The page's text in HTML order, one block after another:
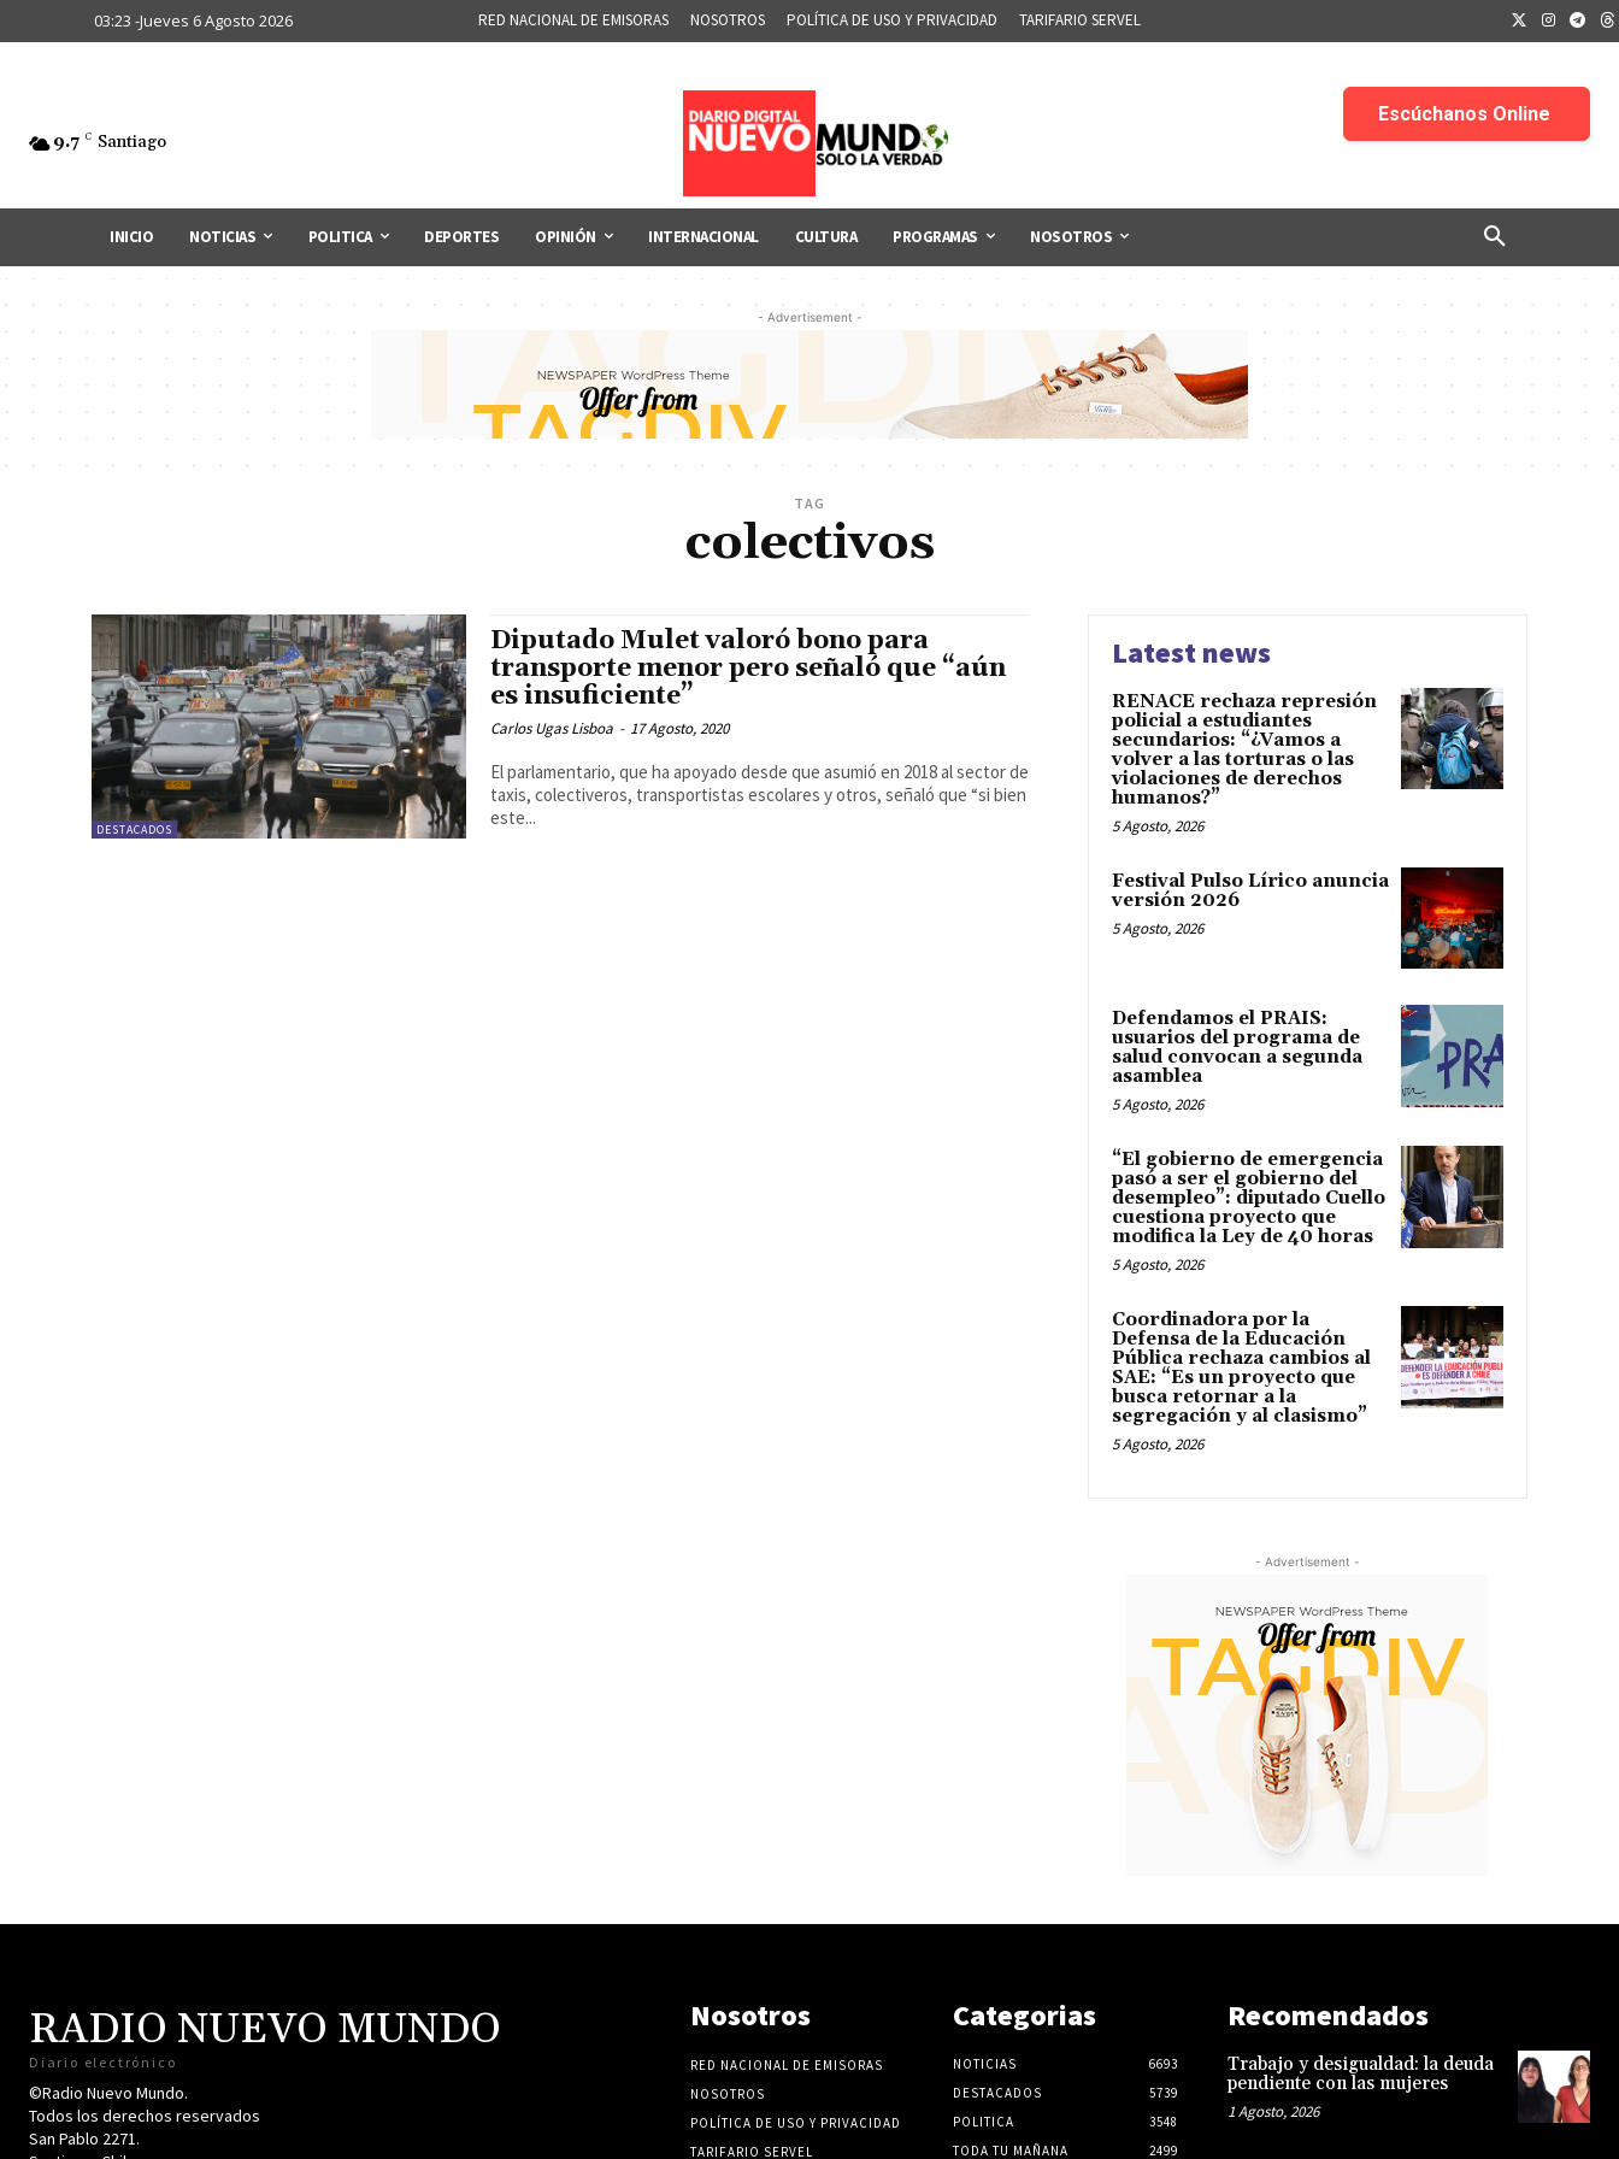
03:23 -Jueves 6 Agosto 2026 RED NACIONAL DE EMISORAS NOSOTROS POLÍTICA DE USO Y PRIVACIDAD TARIFARIO SERVEL
9.7 C Santiago
INICIO NOTICIAS POLITICA DEPORTES OPINIÓN INTERNACIONAL CULTURA PROGRAMAS NOSOTROS
- Advertisement -
TAG
colectivos
DESTACADOS
Diputado Mulet valoró bono para
transporte menor pero señaló que “aún
es insuficiente”
Carlos Ugas Lisboa - 17 Agosto, 2020
El parlamentario, que ha apoyado desde que asumió en 2018 al sector de
taxis, colectiveros, transportistas escolares y otros, señaló que “si bien
este...
Latest news
RENACE rechaza represión
policial a estudiantes
secundarios: “¿Vamos a
volver a las torturas o las
violaciones de derechos
humanos?”
5 Agosto, 2026
Festival Pulso Lírico anuncia
versión 2026
5 Agosto, 2026
Defendamos el PRAIS:
usuarios del programa de
salud convocan a segunda
asamblea
5 Agosto, 2026
“El gobierno de emergencia
pasó a ser el gobierno del
desempleo”: diputado Cuello
cuestiona proyecto que
modifica la Ley de 40 horas
5 Agosto, 2026
Coordinadora por la
Defensa de la Educación
Pública rechaza cambios al
SAE: “Es un proyecto que
busca retornar a la
segregación y al clasismo”
5 Agosto, 2026
- Advertisement -
RADIO NUEVO MUNDO
Diario electrónico
©Radio Nuevo Mundo.
Todos los derechos reservados
San Pablo 2271.
Nosotros
RED NACIONAL DE EMISORAS
NOSOTROS
POLÍTICA DE USO Y PRIVACIDAD
TARIFARIO SERVEL
Categorias
NOTICIAS
6693
DESTACADOS
5739
POLITICA
3548
TODA TU MAÑANA
2499
Recomendados
Trabajo y desigualdad: la deuda
pendiente con las mujeres
1 Agosto, 2026